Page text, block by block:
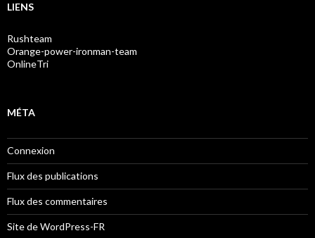
LIENS
Rushteam
Orange-power-ironman-team
OnlineTri
MÉTA
Connexion
Flux des publications
Flux des commentaires
Site de WordPress-FR